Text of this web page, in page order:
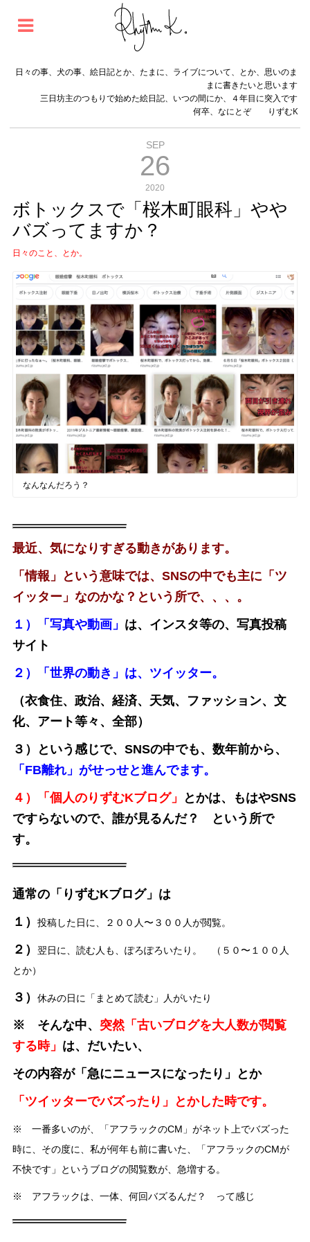
日々の事、犬の事、絵日記とか、たまに、ライブについて、とか、思いのま
まに書きたいと思います
三日坊主のつもりで始めた絵日記、いつの間にか、４年目に突入です
何卒、なにとぞ りずむK
SEP
26
2020
ボトックスで「桜木町眼科」やや
バズってますか？
日々のこと、とか。
なんなんだろう？
最近、気になりすぎる動きがあります。
「情報」という意味では、SNSの中でも主に「ツ
イッター」なのかな？という所で、、、。
１）「写真や動画」 は、インスタ等の、写真投稿
サイト
２）「世界の動き」は、ツイッター。
（衣食住、政治、経済、天気、ファッション、文
化、アート等々、全部）
３）という感じで、SNSの中でも、数年前から、
「FB離れ」がせっせと進んでます。
４）「個人のりずむKブログ」
とかは、もはやSNS
ですらないので、誰が見るんだ？ という所で
す。
通常の「りずむKブログ」は
１）
投稿した日に、２００人〜３００人が閲覧。
２）
翌日に、読む人も、ぽろぽろいたり。 （５０〜１００人
とか）
３） 休みの日に「まとめて読む」人がいたり
※ そんな中、 突然「古いブログを大人数が閲覧
する時」 は、だいたい、
その内容が「急にニュースになったり」とか
「ツイッターでバズったり」とかした時です。
※ 一番多いのが、「アフラックのCM」がネット上でバズった
時に、その度に、私が何年も前に書いた、「アフラックのCMが
不快です」というブログの閲覧数が、急増する。
※ アフラックは、一体、何回バズるんだ？ って感じ